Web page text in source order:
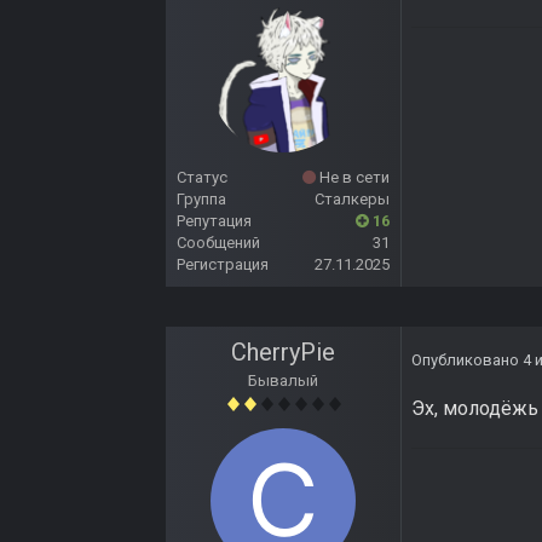
Статус
Не в сети
Группа
Сталкеры
Репутация
16
Сообщений
31
Регистрация
27.11.2025
CherryPie
Бывалый
Опубликовано 4
Эх, молодёжь